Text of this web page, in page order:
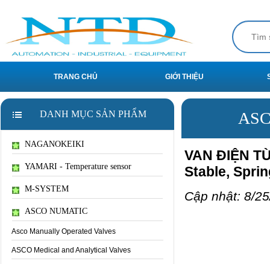
TRANG CHỦ GIỚI THIỆU
DANH MỤC SẢN PHẨM
NAGANOKEIKI
YAMARI - Temperature sensor
M-SYSTEM
ASCO NUMATIC
Asco Manually Operated Valves
ASCO Medical and Analytical Valves
VAN ĐIỆN
Stable,
Cập nhật: 8/